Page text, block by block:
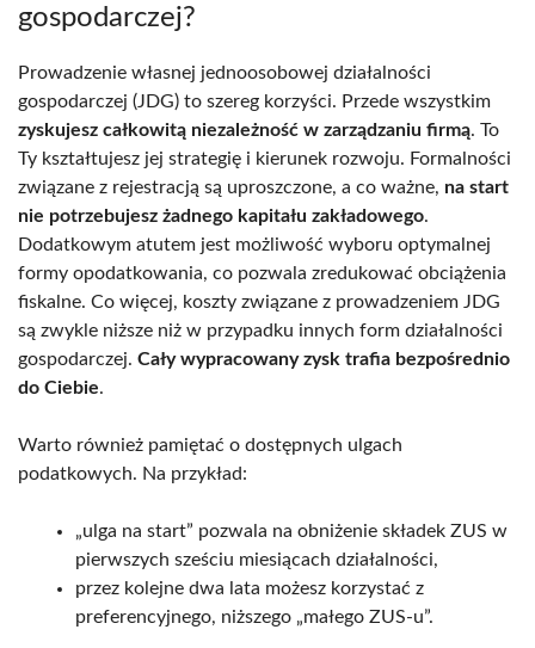
gospodarczej?
Prowadzenie własnej jednoosobowej działalności
gospodarczej (JDG) to szereg korzyści. Przede wszystkim
zyskujesz całkowitą niezależność w zarządzaniu firmą. To
Ty kształtujesz jej strategię i kierunek rozwoju. Formalności
związane z rejestracją są uproszczone, a co ważne, na start
nie potrzebujesz żadnego kapitału zakładowego.
Dodatkowym atutem jest możliwość wyboru optymalnej
formy opodatkowania, co pozwala zredukować obciążenia
fiskalne. Co więcej, koszty związane z prowadzeniem JDG
są zwykle niższe niż w przypadku innych form działalności
gospodarczej. Cały wypracowany zysk trafia bezpośrednio
do Ciebie.
Warto również pamiętać o dostępnych ulgach
podatkowych. Na przykład:
„ulga na start” pozwala na obniżenie składek ZUS w
pierwszych sześciu miesiącach działalności,
przez kolejne dwa lata możesz korzystać z
preferencyjnego, niższego „małego ZUS-u”.